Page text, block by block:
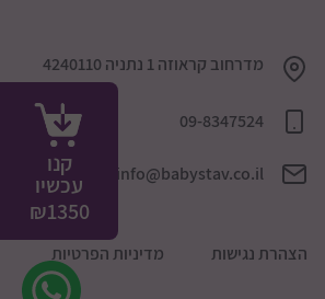
קנו
עכשיו
₪1350
מדרחוב קראוזה 1 נתניה 4240110
09-8347524
info@babystav.co.il
הצהרת נגישות מדיניות הפרטיות